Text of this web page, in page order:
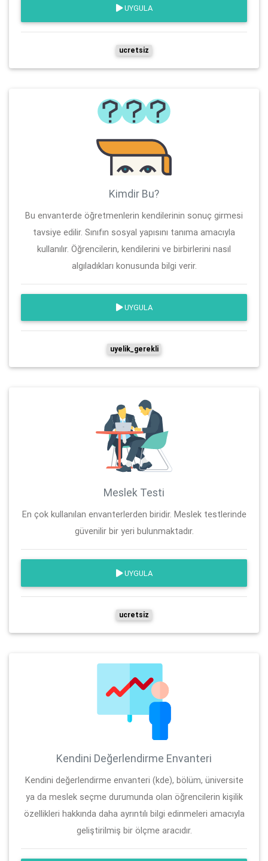
UYGULA
ucretsiz
Kimdir Bu?
Bu envanterde öğretmenlerin kendilerinin sonuç girmesi
tavsiye edilir. Sınıfın sosyal yapısını tanıma amacıyla
kullanılır. Öğrencilerin, kendilerini ve birbirlerini nasıl
algıladıkları konusunda bilgi verir.
UYGULA
uyelik_gerekli
Meslek Testi
En çok kullanılan envanterlerden biridir. Meslek testlerinde
güvenilir bir yeri bulunmaktadır.
UYGULA
ucretsiz
Kendini Değerlendirme Envanteri
Kendini değerlendirme envanteri (kde), bölüm, üniversite
ya da meslek seçme durumunda olan öğrencilerin kişilik
özellikleri hakkında daha ayrıntılı bilgi edinmeleri amacıyla
geliştirilmiş bir ölçme aracıdır.